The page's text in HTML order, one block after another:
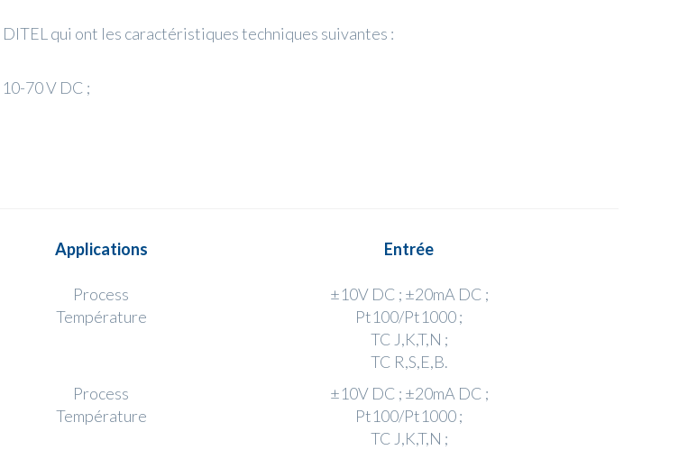
qui ont les caractéristiques techniques suivantes :
70 V DC ;
Applications Entrée
Process
Température
±10V DC ; ±20mA DC ;
Pt100/Pt1000 ;
TC J,K,T,N ;
TC R,S,E,B.
Process
Température
±10V DC ; ±20mA DC ;
Pt100/Pt1000 ;
TC J,K,T,N ;